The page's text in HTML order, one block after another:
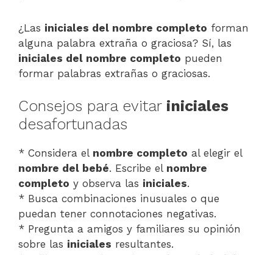
¿Las iniciales del nombre completo forman
alguna palabra extraña o graciosa? Sí, las
iniciales del nombre completo pueden
formar palabras extrañas o graciosas.
Consejos para evitar iniciales
desafortunadas
* Considera el nombre completo al elegir el
nombre del bebé. Escribe el nombre
completo y observa las iniciales.
* Busca combinaciones inusuales o que
puedan tener connotaciones negativas.
* Pregunta a amigos y familiares su opinión
sobre las iniciales resultantes.